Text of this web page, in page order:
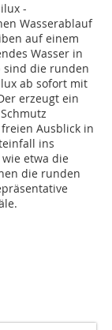
-
Wasserablauf
auf einem
Wasser in
sind die runden
ab sofort mit
erzeugt ein
Ausblick in
ins
etwa die
die runden